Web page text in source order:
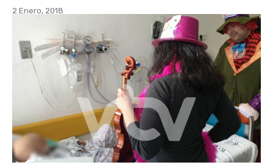
2 Enero, 2018